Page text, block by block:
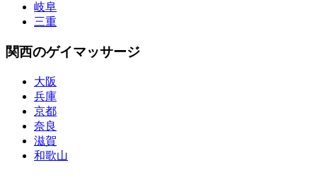
岐阜
三重
関西のゲイマッサージ
大阪
兵庫
京都
奈良
滋賀
和歌山